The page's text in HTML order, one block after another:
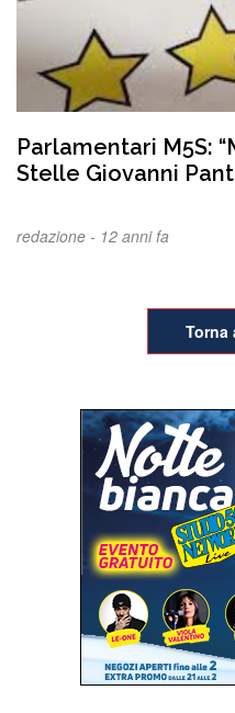
Parlamentari M5S:
Stelle Giovanni
redazione - 12 anni fa
Torna